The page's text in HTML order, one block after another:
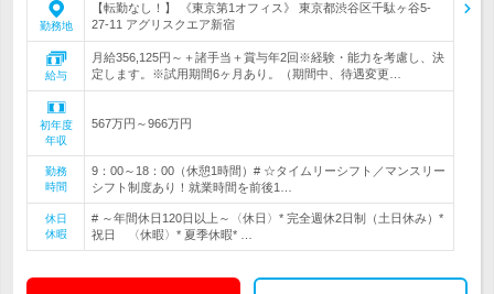
勤務地
【転勤なし！】 《東京第1オフィス》 東京都渋谷区千駄ヶ谷5-
27-11 アグリスクエア新宿
給与
月給356,125円～＋諸手当＋賞与年2回※経験・能力を考慮し、決
定します。※試用期間6ヶ月あり。（期間中、待遇変更…
初年度
年収
567万円～966万円
勤務
時間
9：00～18：00（休憩1時間）# ☆タイムリーシフト／マンスリー
シフト制度あり！就業時間を前後1…
休日
休暇
# ～年間休日120日以上～〈休日〉* 完全週休2日制（土日休み）*
祝日 〈休暇〉* 夏季休暇* …